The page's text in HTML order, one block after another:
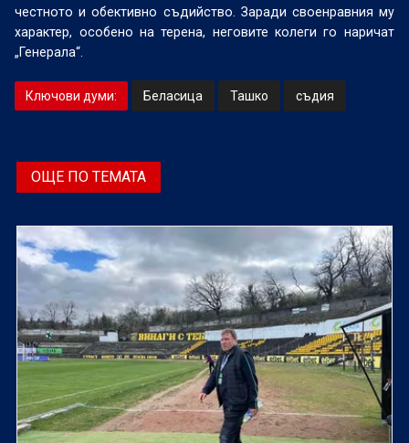
честното и обективно съдийство. Заради своенравния му
характер, особено на терена, неговите колеги го наричат
„Генерала“.
Ключови думи: Беласица Ташко съдия
ОЩЕ ПО ТЕМАТА